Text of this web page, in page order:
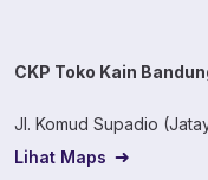
CKP Toko Kain
Jl. Komud Supadio
Lihat Maps